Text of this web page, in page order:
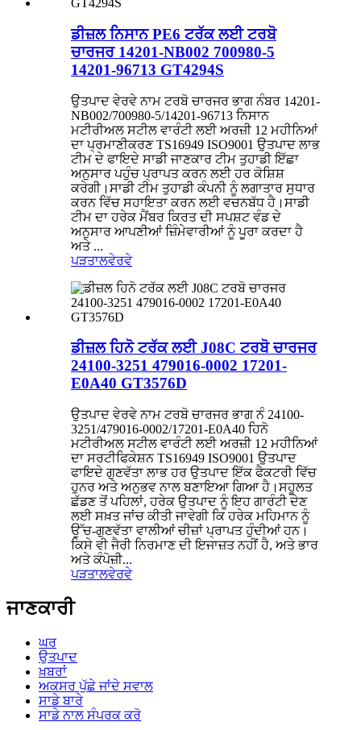
ਡੀਜ਼ਲ ਨਿਸਾਨ PE6 ਟਰੱਕ ਲਈ ਟਰਬੋ
ਚਾਰਜਰ 14201-NB002 700980-5
14201-96713 GT4294S
ਉਤਪਾਦ ਵੇਰਵੇ ਨਾਮ ਟਰਬੋ ਚਾਰਜਰ ਭਾਗ ਨੰਬਰ 14201-
NB002/700980-5/14201-96713 ਨਿਸਾਨ
ਮਟੀਰੀਅਲ ਸਟੀਲ ਵਾਰੰਟੀ ਲਈ ਅਰਜ਼ੀ 12 ਮਹੀਨਿਆਂ
ਦਾ ਪ੍ਰਮਾਣੀਕਰਣ TS16949 ISO9001 ਉਤਪਾਦ ਲਾਭ
ਟੀਮ ਦੇ ਫਾਇਦੇ ਸਾਡੀ ਜਾਣਕਾਰ ਟੀਮ ਤੁਹਾਡੀ ਇੱਛਾ
ਅਨੁਸਾਰ ਪਹੁੰਚ ਪ੍ਰਾਪਤ ਕਰਨ ਲਈ ਹਰ ਕੋਸ਼ਿਸ਼
ਕਰੇਗੀ।ਸਾਡੀ ਟੀਮ ਤੁਹਾਡੀ ਕੰਪਨੀ ਨੂੰ ਲਗਾਤਾਰ ਸੁਧਾਰ
ਕਰਨ ਵਿੱਚ ਸਹਾਇਤਾ ਕਰਨ ਲਈ ਵਚਨਬੱਧ ਹੈ।ਸਾਡੀ
ਟੀਮ ਦਾ ਹਰੇਕ ਮੈਂਬਰ ਕਿਰਤ ਦੀ ਸਪਸ਼ਟ ਵੰਡ ਦੇ
ਅਨੁਸਾਰ ਆਪਣੀਆਂ ਜ਼ਿੰਮੇਵਾਰੀਆਂ ਨੂੰ ਪੂਰਾ ਕਰਦਾ ਹੈ
ਅਤੇ ...
ਪੜਤਾਲਵੇਰਵੇ
ਡੀਜ਼ਲ ਹਿਨੋ ਟਰੱਕ ਲਈ J08C ਟਰਬੋ ਚਾਰਜਰ
24100-3251 479016-0002 17201-
E0A40 GT3576D
ਉਤਪਾਦ ਵੇਰਵੇ ਨਾਮ ਟਰਬੋ ਚਾਰਜਰ ਭਾਗ ਨੰ 24100-
3251/479016-0002/17201-E0A40 ਹਿਨੋ
ਮਟੀਰੀਅਲ ਸਟੀਲ ਵਾਰੰਟੀ ਲਈ ਅਰਜ਼ੀ 12 ਮਹੀਨਿਆਂ
ਦਾ ਸਰਟੀਫਿਕੇਸ਼ਨ TS16949 ISO9001 ਉਤਪਾਦ
ਫਾਇਦੇ ਗੁਣਵੱਤਾ ਲਾਭ ਹਰ ਉਤਪਾਦ ਇੱਕ ਫੈਕਟਰੀ ਵਿੱਚ
ਹੁਨਰ ਅਤੇ ਅਨੁਭਵ ਨਾਲ ਬਣਾਇਆ ਗਿਆ ਹੈ।ਸਹੂਲਤ
ਛੱਡਣ ਤੋਂ ਪਹਿਲਾਂ, ਹਰੇਕ ਉਤਪਾਦ ਨੂੰ ਇਹ ਗਾਰੰਟੀ ਦੇਣ
ਲਈ ਸਖ਼ਤ ਜਾਂਚ ਕੀਤੀ ਜਾਵੇਗੀ ਕਿ ਹਰੇਕ ਮਹਿਮਾਨ ਨੂੰ
ਉੱਚ-ਗੁਣਵੱਤਾ ਵਾਲੀਆਂ ਚੀਜ਼ਾਂ ਪ੍ਰਾਪਤ ਹੁੰਦੀਆਂ ਹਨ।
ਕਿਸੇ ਵੀ ਜੈਰੀ ਨਿਰਮਾਣ ਦੀ ਇਜਾਜ਼ਤ ਨਹੀਂ ਹੈ, ਅਤੇ ਭਾਰ
ਅਤੇ ਕੰਪੋਜ਼ੀ...
ਪੜਤਾਲਵੇਰਵੇ
ਜਾਣਕਾਰੀ
ਘਰ
ਉਤਪਾਦ
ਖ਼ਬਰਾਂ
ਅਕਸਰ ਪੁੱਛੇ ਜਾਂਦੇ ਸਵਾਲ
ਸਾਡੇ ਬਾਰੇ
ਸਾਡੇ ਨਾਲ ਸੰਪਰਕ ਕਰੋ